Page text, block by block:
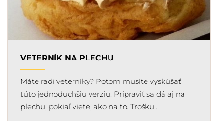
VETERNÍK NA PLECHU
Máte radi veterníky? Potom musíte vyskúšať
túto jednoduchšiu verziu. Pripraviť sa dá aj na
plechu, pokiaľ viete, ako na to. Trošku…